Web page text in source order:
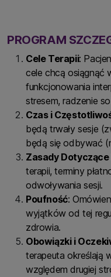
PROGRAM
Cele Terapii:
cele chcą osiągnąć
funkcjonowania
stresem, radzenie
Czas i
będą trwały sesje
będą się odbywać
Zasady Dotyczące
terapii, terminy
odwoływania sesji.
Poufność:
wyjątków od tej
zdrowia.
Obowiązki i
terapeuta określają
względem drugiej